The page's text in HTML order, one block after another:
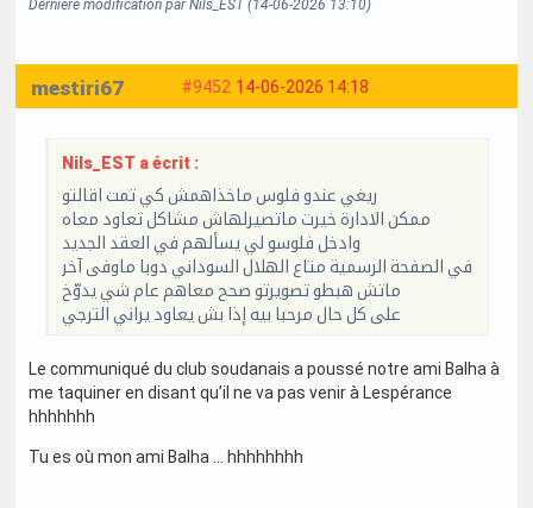
Dernière modification par Nils_EST (14-06-2026 13:10)
#9452 14-06-2026 14:18
mestiri67
Nils_EST a écrit :
ريغي عندو فلوس ماخذاهمش كي تمت اقالتو
ممكن الادارة خيرت ماتصيرلهاش مشاكل تعاود معاه
وادخل فلوسو لي يسألهم في العقد الجديد
في الصفحة الرسمية متاع الهلال السوداني دوبا ماوفى آخر
ماتش هبطو تصويرتو صحح معاهم عام شي يدوّخ
على كل حال مرحبا بيه إذا بش يعاود يراني الترجي
Le communiqué du club soudanais a poussé notre ami Balha à
me taquiner en disant qu’il ne va pas venir à Lespérance
hhhhhhh
Tu es où mon ami Balha … hhhhhhhh